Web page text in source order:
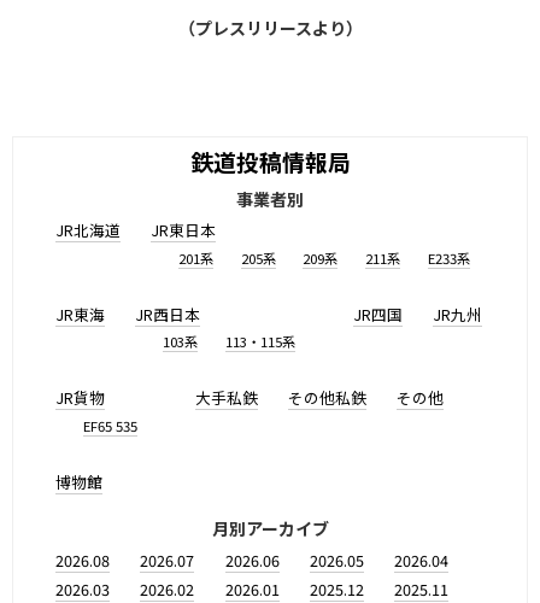
（プレスリリースより）
鉄道投稿情報局
事業者別
JR北海道 JR東日本
201系 205系 209系 211系 E233系
JR東海 JR西日本
103系 113・115系
JR四国 JR九州
JR貨物
EF65 535
大手私鉄 その他私鉄 その他
博物館
月別アーカイブ
2026.08 2026.07 2026.06 2026.05
2026.04
2026.03
2026.02 2026.01 2025.12
2025.11